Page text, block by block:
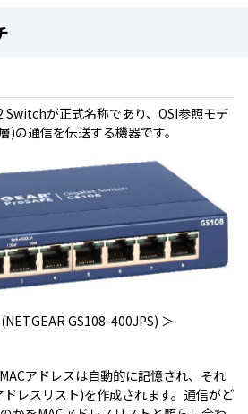
が正式名称であり、OSI参照モデ
)の通信を伝送する機器です。
GS108-400JPS) ＞
アドレスは自動的に記憶され、それ
ドレスリスト)を作成されます。通信がど